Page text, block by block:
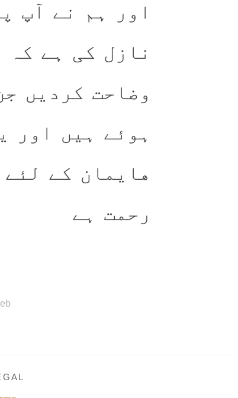
اور ہم نے آپ
نازل کی ہے
وضاحت کردیں
ہوئے ہیں اور
هایمان کے
رحمت ہے